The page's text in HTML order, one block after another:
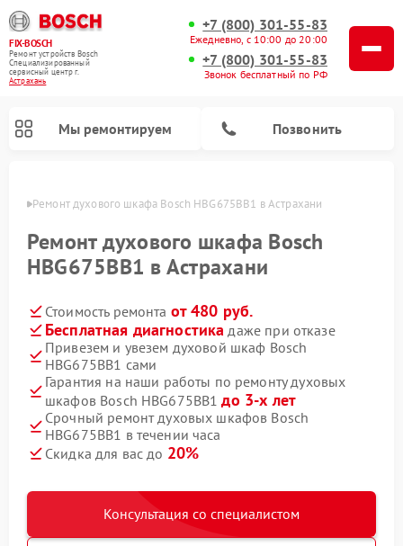
FIX-BOSCH
Ремонт устройств Bosch
Специализированный
cервисный центр г.
Астрахань
+7 (800) 301-55-83
Ежедневно, с 10:00 до 20:00
+7 (800) 301-55-83
Звонок бесплатный по РФ
Мы ремонтируем Позвонить
Ремонт духового шкафа Bosch HBG675BB1 в Астрахани
Ремонт духового шкафа Bosch
HBG675BB1 в Астрахани
Стоимость ремонта от 480 руб.
Бесплатная диагностика даже при отказе
Привезем и увезем духовой шкаф Bosch
HBG675BB1 сами
Гарантия на наши работы по ремонту духовых
шкафов Bosch HBG675BB1до 3-х лет
Срочный ремонт духовых шкафов Bosch
HBG675BB1 в течении часа
Скидка для вас до 20%
Консультация со специалистом